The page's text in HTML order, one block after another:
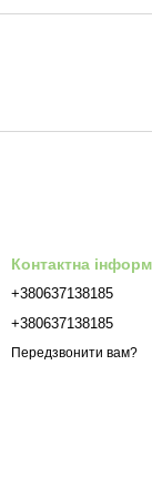
Контактна
+380637138185
+380637138185
Передзвонити вам?